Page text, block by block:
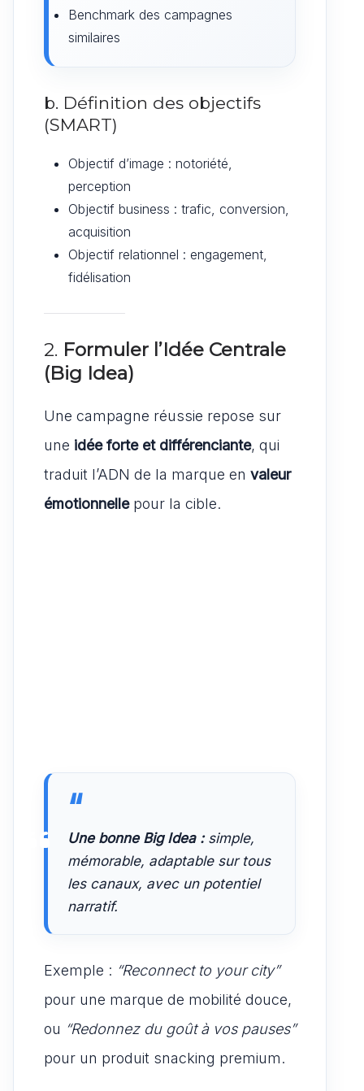
Benchmark des campagnes
similaires
b. Définition des objectifs
(SMART)
Objectif d’image : notoriété,
perception
Objectif business : trafic, conversion,
acquisition
Objectif relationnel : engagement,
fidélisation
2. Formuler l’Idée Centrale
(Big Idea)
Une campagne réussie repose sur
une idée forte et différenciante, qui
traduit l’ADN de la marque en valeur
émotionnellepour la cible.
Une bonne Big Idea :simple,
mémorable, adaptable sur tous
les canaux, avec un potentiel
narratif.
Exemple : “Reconnect to your city”
pour une marque de mobilité douce,
ou “Redonnez du goût à vos pauses”
pour un produit snacking premium.